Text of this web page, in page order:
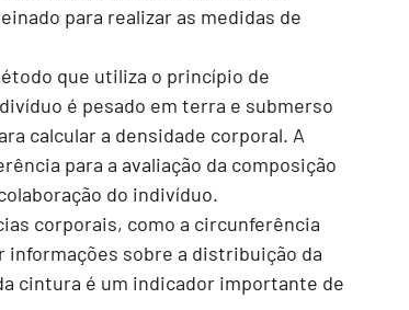
para realizar as medidas de
que utiliza o princípio de
é pesado em terra e submerso
calcular a densidade corporal. A
para a avaliação da composição
do indivíduo.
corporais, como a circunferência
informações sobre a distribuição da
cintura é um indicador importante de